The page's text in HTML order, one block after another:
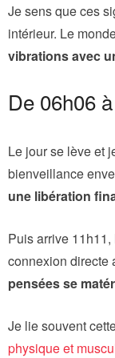
Je sens que ces
intérieur. Le
vibrations avec
De 06h06
Le jour se lève et
bienveillance
une libération
Puis arrive 11h11,
connexion directe
pensées se
Je lie souvent
physique et